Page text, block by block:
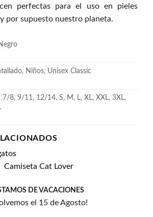
perfectas para el uso en pieles
por supuesto nuestro planeta.
Niños, Unisex Classic
8, 9/11, 12/14, S, M, L, XL, XXL, 3XL,
Camiseta Cat Lover
DE VACACIONES
el 15 de Agosto!